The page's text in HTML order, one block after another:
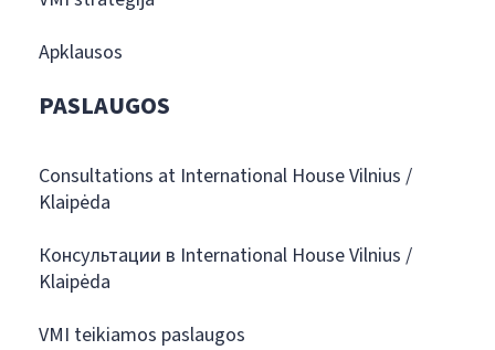
Apklausos
PASLAUGOS
Consultations at International House Vilnius /
Klaipėda
Консультации в International House Vilnius /
Klaipėda
VMI teikiamos paslaugos